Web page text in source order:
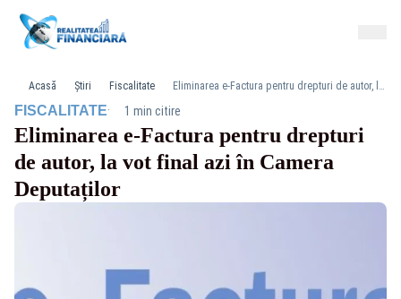
Acasă Știri Fiscalitate Eliminarea e‑Factura pentru drepturi de autor, la vot final azi în Camera Deputaților
FISCALITATE· 1 min citire
Eliminarea e‑Factura pentru drepturi
de autor, la vot final azi în Camera
Deputaților